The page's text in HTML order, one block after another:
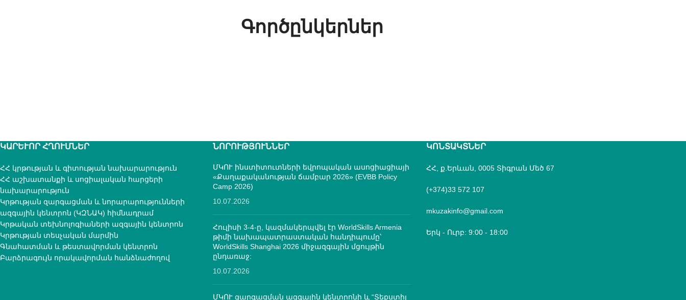
Գործընկերներ
ԿԱՐԵՒՈՐ ՀՂՈՒՄՆԵՐ
ՀՀ կրթության և գիտության նախարարություն
ՀՀ աշխատանքի և սոցիալական հարցերի
նախարարություն
Կրթության զարգացման և նորարարությունների
ազգային կենտրոն (ԿԶՆԱԿ) հիմնադրամ
Կրթական տեխնոլոգիաների ազգային կենտրոն
Կրթության տեսչական մարմին
Գնահատման և թեստավորման կենտրոն
Բարձրագույն որակավորման հանձնաժողով
ՆՈՐՈՒԹՅՈՒՆՆԵՐ
ՄԿՈՒ ինստիտուտների եվրոպական ասոցիացիայի
«Քաղաքականության ճամբար 2026» (EVBB Policy
Camp 2026)
10.07.2026
Հուլիսի 3-4-ը, կազմակերպվել էր WorldSkills Armenia
թիմի նախապատրաստական հանդիպումը՝
WorldSkills Shanghai 2026 միջազգային մցույթին
ընդառաջ:
10.07.2026
ՄԿՈՒ զարգացման ազգային կենտրոնի և “Տեքստիլ
ԿՈՆՏԱԿՏՆԵՐ
ՀՀ, ք.Երևան, 0005 Տիգրան Մեծ 67
(+374)33 572 107
mkuzakinfo@gmail.com
Երկ - Ուրբ: 9:00 - 18:00